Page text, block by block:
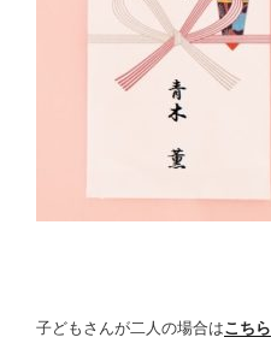
子どもさんが二人の場合はこちら